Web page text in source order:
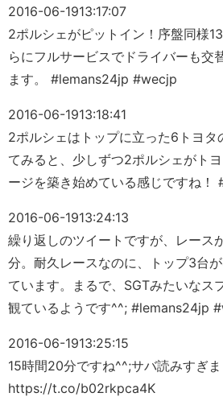
2016-06-1913:17:07
2ポルシェがピットイン！序盤同様
らにフルサービスでドライバーも交
ます。 #lemans24jp #wecjp
2016-06-1913:18:41
2ポルシェはトップに立った6トヨタ
てみると、少しずつ2ポルシェがト
ージを築き始めている感じですね
2016-06-1913:24:13
繰り返しのツイートですが、レース
分。耐久レースなのに、トップ3台
ています。まるで、SGTみたいなス
観ているようです^^; #lemans24jp
2016-06-1913:25:15
15時間20分ですね^^;サバ読みすぎ
https://t.co/b02rkpca4K